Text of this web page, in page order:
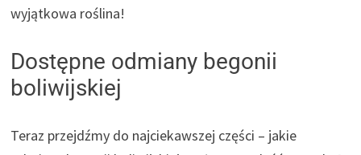
wyjątkowa roślina!
Dostępne odmiany begonii
boliwijskiej
Teraz przejdźmy do najciekawszej części – jakie